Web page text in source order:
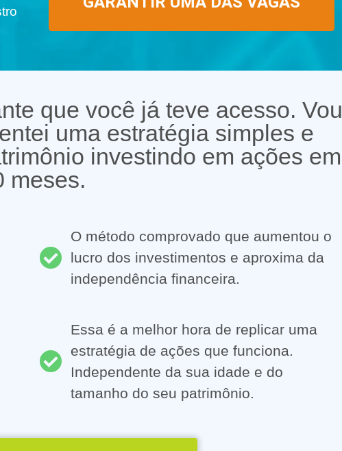
que você já teve acesso. Vou
uma estratégia simples e
investindo em ações em
meses.
O método comprovado que aumentou o
lucro dos investimentos e aproxima da
independência financeira.
Essa é a melhor hora de replicar uma
estratégia de ações que funciona.
Independente da sua idade e do
tamanho do seu patrimônio.